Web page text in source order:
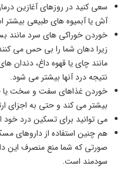
سعی کنید در روزهای آغازین
آش یا آبمیوه های طبیعی بیشتر
خوردن خوراکی های سرد مانند
زیرا دهان شما را بی حس می
مانند چای یا قهوه داغ، دندان
نتیجه درد آنها بیشتر می شود.
خوردن غذاهای سفت و سخت یا
بیشتر می کند و حتی به اجزای
می توانید برای تسکین درد خود
هم چنین استفاده از داروهای
صورتی که شما منع منصرف این
سودمند است.